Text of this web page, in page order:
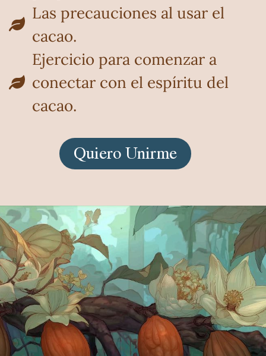
Las precauciones al usar el
cacao.
Ejercicio para comenzar a
conectar con el espíritu del
cacao.
Quiero Unirme